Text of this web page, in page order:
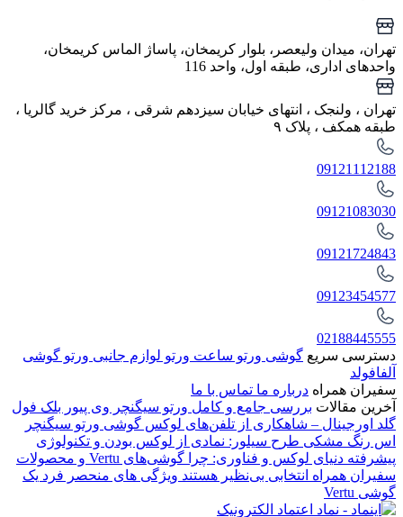
تهران، میدان ولیعصر، بلوار کریمخان، پاساژ الماس کریمخان،
واحدهای اداری، طبقه اول، واحد 116
تهران ، ولنجک‌ ، انتهای خیابان سیزدهم شرقی ، مرکز خرید گالریا ،
طبقه همکف ، پلاک ۹
09121112188
09121083030
09121724843
09123454577
02188445555
دسترسی سریع گوشی ورتو ساعت ورتو لوازم جانبی ورتو گوشی
آلفافولد
سفیران همراه درباره ما تماس با ما
آخرین مقالات بررسی جامع و کامل ورتو سیگنچر وی پیور بلک فول
گلد اورجینال – شاهکاری از تلفن‌های لوکس گوشی ورتو سیگنچر
اس رنگ مشکی طرح سیلور: نمادی از لوکس بودن و تکنولوژی
پیشرفته
دنیای لوکس و فناوری: چرا گوشی‌های Vertu و محصولات
سفیران همراه انتخابی بی‌نظیر هستند ویژگی های منحصر فرد یک
گوشی Vertu